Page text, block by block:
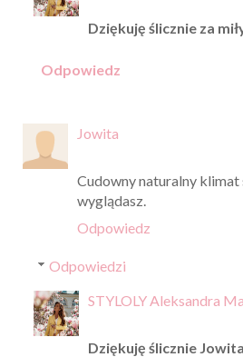
Dziękuję ślicznie za
Odpowiedz
Jowita
Cudowny naturalny klimat
wyglądasz.
Odpowiedz
Odpowiedzi
STYLOLY Aleksandra
Dziękuję ślicznie